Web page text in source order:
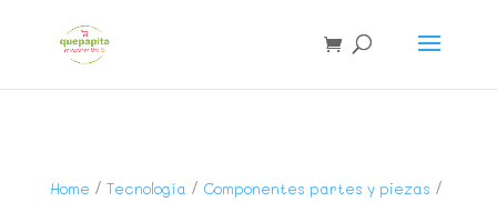
Home / Tecnología / Componentes partes y piezas /